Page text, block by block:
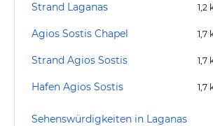
Strand Laganas 1,2
Agios Sostis Chapel 1,7
Strand Agios Sostis 1,7
Hafen Agios Sostis 1,7
Sehenswürdigkeiten in Laganas